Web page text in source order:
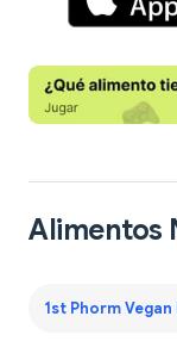
Alimentos
1st Phorm